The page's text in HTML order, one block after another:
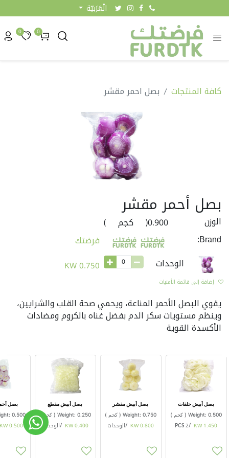
الْعَرَبيّة
0
0
كافة المنتجات بصل احمر مقشر
بصل أحمر مقشر
الوزن 0.900
( كجم
)
Brand:
فرضتك
الوحدات
0.750
KW
إضافة إلى قائمة الأمنيات
يقوي البصل الأحمر المناعة، ويحمي صحة القلب والشرايين،
وينظم مستويات سكر الدم بفضل غناه بالكروم ومضادات
الأكسدة القوية
بصل أبيض حلقات
Weight: 0.500
(كجم )
1.450
KW
/
2 PCS
بصل أبيض مقشر
Weight: 0.750
(كجم )
0.800
KW
/الوحدات
بصل أبيض مقطع
Weight: 0.250
(كجم
0.400
KW
/الوحدات
بصل
0.500
0.500
KW